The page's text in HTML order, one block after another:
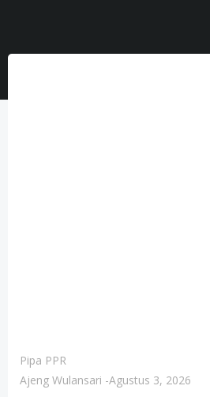
Pipa PPR
Ajeng Wulansari -Agustus 3, 2026